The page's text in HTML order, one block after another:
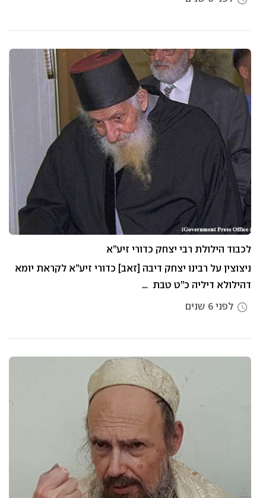
לכבוד הילולת רבי יצחק כדורי זיע”א
ניצוצין על רבינו יצחק דיבה [זאב] כדורי זיע”א לקראת יומא
דהילולא דיליה כ”ט טבת …
access_time לפני 6 שנים